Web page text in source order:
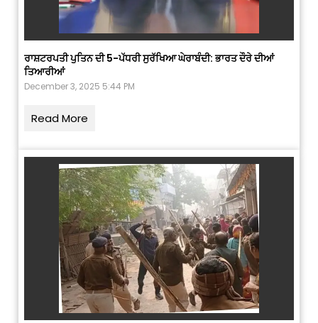
ਰਾਸ਼ਟਰਪਤੀ ਪੁਤਿਨ ਦੀ 5-ਪੱਧਰੀ ਸੁਰੱਖਿਆ ਘੇਰਾਬੰਦੀ: ਭਾਰਤ ਦੌਰੇ ਦੀਆਂ
ਤਿਆਰੀਆਂ
December 3, 2025 5:44 PM
Read More